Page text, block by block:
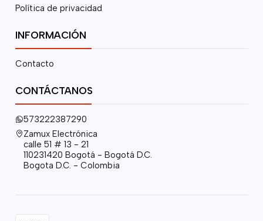
Política de privacidad
INFORMACIÓN
Contacto
CONTÁCTANOS
573222387290
Zamux Electrónica
calle 51 # 13 - 21
110231420 Bogotá - Bogotá D.C.
Bogota D.C. - Colombia